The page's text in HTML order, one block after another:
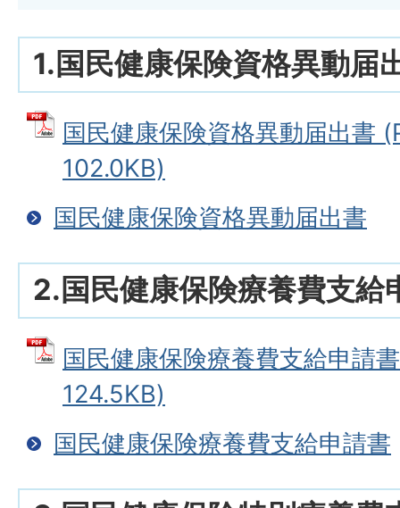
1.国民健康保険資格異動届
国民健康保険資格異動届出書
102.0KB)
国民健康保険資格異動届出書
2.国民健康保険療養費支給
国民健康保険療養費支給申請
124.5KB)
国民健康保険療養費支給申請書